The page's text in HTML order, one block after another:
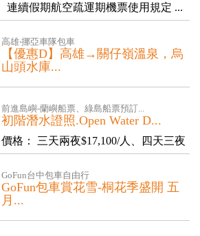
連續假期航空疏運期機票使用規定 ...
高雄‧挪亞車隊包車
【優惠D】高雄→關仔嶺溫泉，烏
山頭水庫...
【優惠D】高雄→關仔嶺溫泉，烏山頭
前進島嶼-蘭嶼船票、綠島船票預訂...
初階潛水證照.Open Water D...
價格： 三天兩夜$17,100/人、四天三夜
$17,900/人 學習...
GoFun台中包車自由行
GoFun包車賞花雪-桐花季盛開 五
月...
桐花季盛開 五月雪美景！4月下旬到5